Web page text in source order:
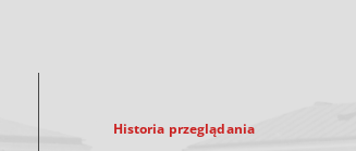
Historia przeglądania